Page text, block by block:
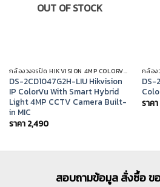
OUT OF STOCK
กล้องวงจรปิด HIKVISION 4MP COLORVU IP CAMERA
DS-2CD1047G2H-LIU Hikvision
IP ColorVu With Smart Hybrid
Light 4MP CCTV Camera Built-
in MIC
ราคา 2,490
DS-
ราคา
สอบถามข้อมูล สั่งซื้อ ข